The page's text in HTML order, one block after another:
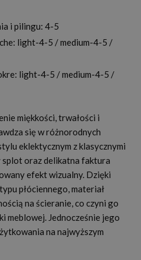
i pilingu: 4-5
light-4-5 / medium-4-5 /
light-4-5 / medium-4-5 /
miękkości, trwałości i
się w różnorodnych
eklektycznym z klasycznymi
oraz delikatna faktura
efekt wizualny. Dzięki
płóciennego, materiał
na ścieranie, co czyni go
meblowej. Jednocześnie jego
na najwyższym